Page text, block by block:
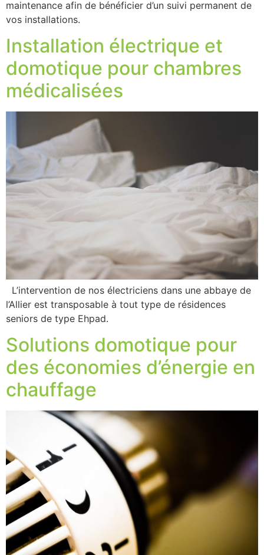
maintenance afin de bénéficier d’un suivi permanent de
vos installations.
Installation électrique et
domotique pour chambres
médicalisées
L’intervention de nos électriciens dans une abbaye de
l’Allier est transposable à tout type de résidences
seniors de type Ehpad.
Solutions domotique pour
des économies d’énergie en
chauffage